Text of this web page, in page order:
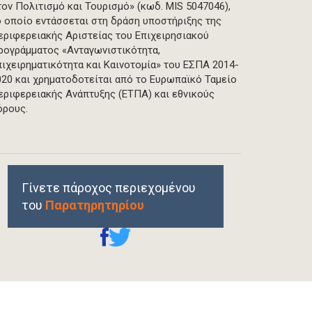
Πολιτισμό και Τουρισμό» (κωδ. MIS 5047046),
οποίο εντάσσεται στη δράση υποστήριξης της
Αριστείας του Επιχειρησιακού
«Ανταγωνιστικότητα,
και Καινοτομία» του ΕΣΠΑ 2014-
και χρηματοδοτείται από το Ευρωπαϊκό Ταμείο
Ανάπτυξης (ΕΤΠΑ) και εθνικούς
Γίνετε πάροχος περιεχομένου
του Παρατηρητηρίου